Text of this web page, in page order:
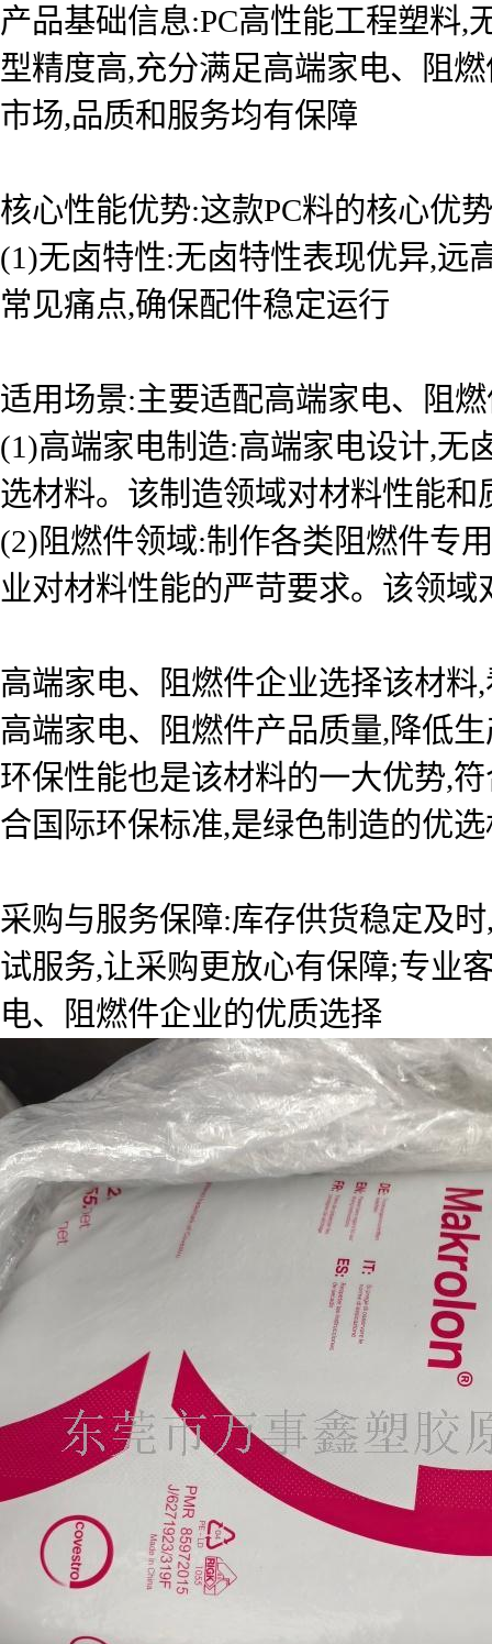
产品基础信息:PC高性能工程塑料,
型精度高,充分满足高端家电、阻
市场,品质和服务均有保障
核心性能优势:这款PC料的核心优
(1)无卤特性:无卤特性表现优异,远
常见痛点,确保配件稳定运行
适用场景:主要适配高端家电、阻
(1)高端家电制造:高端家电设计,无
选材料。该制造领域对材料性能和
(2)阻燃件领域:制作各类阻燃件专
业对材料性能的严苛要求。该领
高端家电、阻燃件企业选择该材
高端家电、阻燃件产品质量,降低
环保性能也是该材料的一大优势,
合国际环保标准,是绿色制造的优
采购与服务保障:库存供货稳定及
试服务,让采购更放心有保障;专业
电、阻燃件企业的优质选择